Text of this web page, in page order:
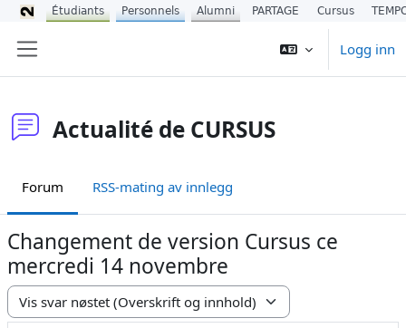
Logg inn
Actualité de CURSUS
Forum RSS-mating av innlegg
Changement de version Cursus ce
mercredi 14 novembre
Visningsmodus
Étudiants Personnels Alumni PARTAGE Cursus